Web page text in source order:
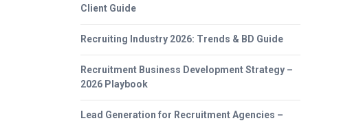
Client Guide
Recruiting Industry 2026: Trends & BD Guide
Recruitment Business Development Strategy –
2026 Playbook
Lead Generation for Recruitment Agencies –